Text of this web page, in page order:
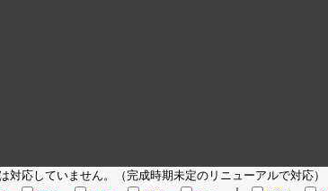
は対応していません。（完成時期未定のリニューアルで